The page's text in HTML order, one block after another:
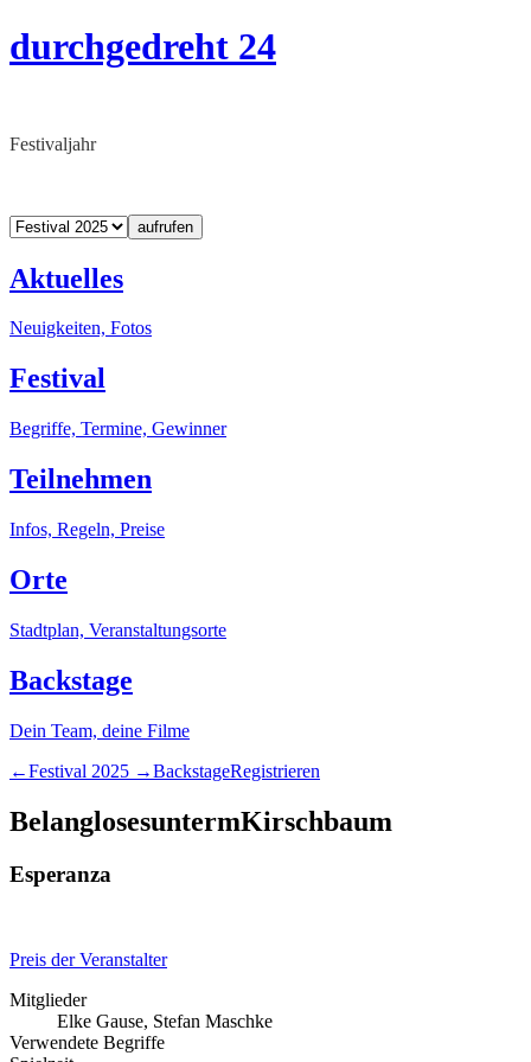
durchgedreht 24
Festivaljahr
aufrufen
Aktuelles
Neuigkeiten, Fotos
Festival
Begriffe, Termine, Gewinner
Teilnehmen
Infos, Regeln, Preise
Orte
Stadtplan, Veranstaltungsorte
Backstage
Dein Team, deine Filme
←Festival 2025 →BackstageRegistrieren
BelanglosesuntermKirschbaum
Esperanza
Preis der Veranstalter
Mitglieder
Elke Gause, Stefan Maschke
Verwendete Begriffe